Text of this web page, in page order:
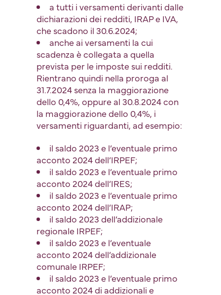
a tutti i versamenti derivanti dalle
dichiarazioni dei redditi, IRAP e IVA,
che scadono il 30.6.2024;
anche ai versamenti la cui
scadenza è collegata a quella
prevista per le imposte sui redditi.
Rientrano quindi nella proroga al
31.7.2024 senza la maggiorazione
dello 0,4%, oppure al 30.8.2024 con
la maggiorazione dello 0,4%, i
versamenti riguardanti, ad esempio:
il saldo 2023 e l’eventuale primo
acconto 2024 dell’IRPEF;
il saldo 2023 e l’eventuale primo
acconto 2024 dell’IRES;
il saldo 2023 e l’eventuale primo
acconto 2024 dell’IRAP;
il saldo 2023 dell’addizionale
regionale IRPEF;
il saldo 2023 e l’eventuale
acconto 2024 dell’addizionale
comunale IRPEF;
il saldo 2023 e l’eventuale primo
acconto 2024 di addizionali e